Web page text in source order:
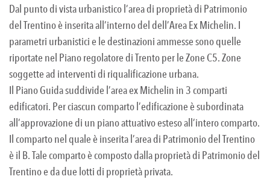
Dal punto di vista urbanistico l’area di proprietà di Patrimonio
del Trentino è inserita all’interno del dell’Area Ex Michelin. I
parametri urbanistici e le destinazioni ammesse sono quelle
riportate nel Piano regolatore di Trento per le Zone C5. Zone
soggette ad interventi di riqualificazione urbana.
Il Piano Guida suddivide l’area ex Michelin in 3 comparti
edificatori. Per ciascun comparto l’edificazione è subordinata
all’approvazione di un piano attuativo esteso all’intero comparto.
Il comparto nel quale è inserita l’area di Patrimonio del Trentino
è il B. Tale comparto è composto dalla proprietà di Patrimonio del
Trentino e da due lotti di proprietà privata.